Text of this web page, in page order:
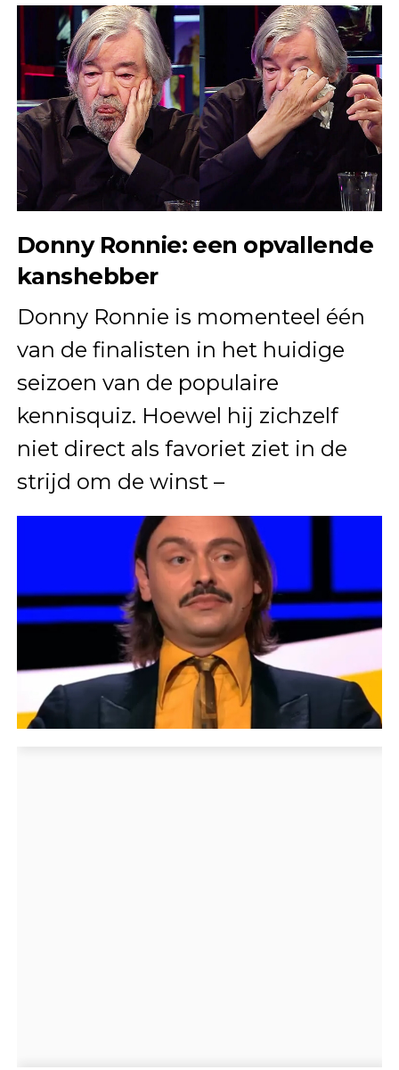
Donny Ronnie: een opvallende
kanshebber
Donny Ronnie is momenteel één
van de finalisten in het huidige
seizoen van de populaire
kennisquiz. Hoewel hij zichzelf
niet direct als favoriet ziet in de
strijd om de winst –